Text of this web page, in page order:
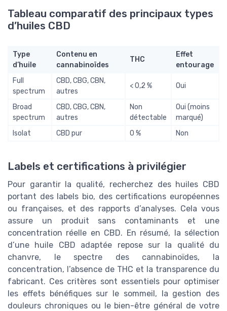
Tableau comparatif des principaux types
d’huiles CBD
Type
d’huile
Contenu en
cannabinoïdes
THC
Effet
entourage
Full
spectrum
CBD, CBG, CBN,
autres
< 0,2 % Oui
Broad
spectrum
CBD, CBG, CBN,
autres
Non
détectable
Oui (moins
marqué)
Isolat
CBD pur 0 % Non
Labels et certifications à privilégier
Pour garantir la qualité, recherchez des huiles CBD
portant des labels bio, des certifications européennes
ou françaises, et des rapports d’analyses. Cela vous
assure un produit sans contaminants et une
concentration réelle en CBD. En résumé, la sélection
d’une huile CBD adaptée repose sur la qualité du
chanvre, le spectre des cannabinoïdes, la
concentration, l’absence de THC et la transparence du
fabricant. Ces critères sont essentiels pour optimiser
les effets bénéfiques sur le sommeil, la gestion des
douleurs chroniques ou le bien-être général de votre